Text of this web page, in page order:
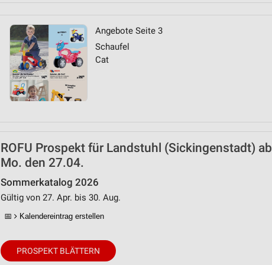
Angebote Seite 3
Schaufel
Cat
ROFU Prospekt für Landstuhl (Sickingenstadt) ab
Mo. den 27.04.
Sommerkatalog 2026
Gültig von 27. Apr. bis 30. Aug.
📅 Kalendereintrag erstellen
PROSPEKT BLÄTTERN